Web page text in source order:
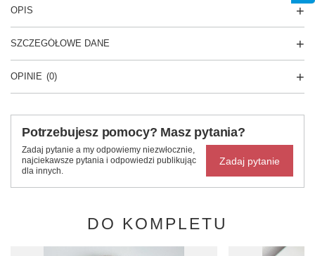
OPIS
SZCZEGÓŁOWE DANE
OPINIE (0)
Potrzebujesz pomocy? Masz pytania?
Zadaj pytanie a my odpowiemy niezwłocznie,
najciekawsze pytania i odpowiedzi publikując
dla innych.
Zadaj pytanie
DO KOMPLETU